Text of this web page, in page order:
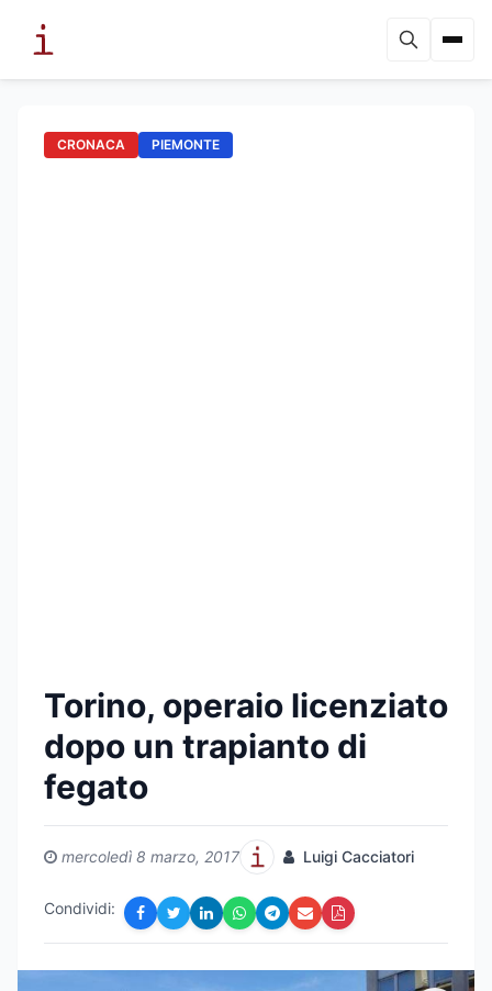
CRONACA PIEMONTE
Torino, operaio licenziato
dopo un trapianto di
fegato
mercoledì 8 marzo, 2017 Luigi Cacciatori
Condividi: